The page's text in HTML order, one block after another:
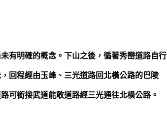
有明確的概念。下山之後，循著秀巒道路自行
回程經由玉峰、三光道路回北橫公路的巴陵
可銜接武道能敢道路經三光通往北橫公路。